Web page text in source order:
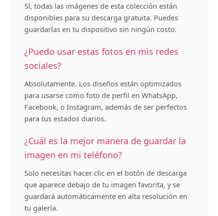
Sí, todas las imágenes de esta colección están
disponibles para su descarga gratuita. Puedes
guardarlas en tu dispositivo sin ningún costo.
¿Puedo usar estas fotos en mis redes
sociales?
Absolutamente. Los diseños están optimizados
para usarse como foto de perfil en WhatsApp,
Facebook, o Instagram, además de ser perfectos
para tus estados diarios.
¿Cuál es la mejor manera de guardar la
imagen en mi teléfono?
Solo necesitas hacer clic en el botón de descarga
que aparece debajo de tu imagen favorita, y se
guardará automáticamente en alta resolución en
tu galería.